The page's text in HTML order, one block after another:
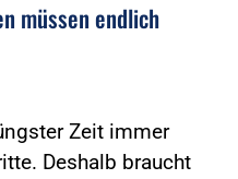
müssen endlich
Zeit immer
Deshalb braucht